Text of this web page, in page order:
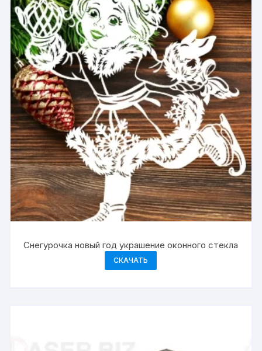
Снегурочка новый год украшение оконного стекла
СКАЧАТЬ